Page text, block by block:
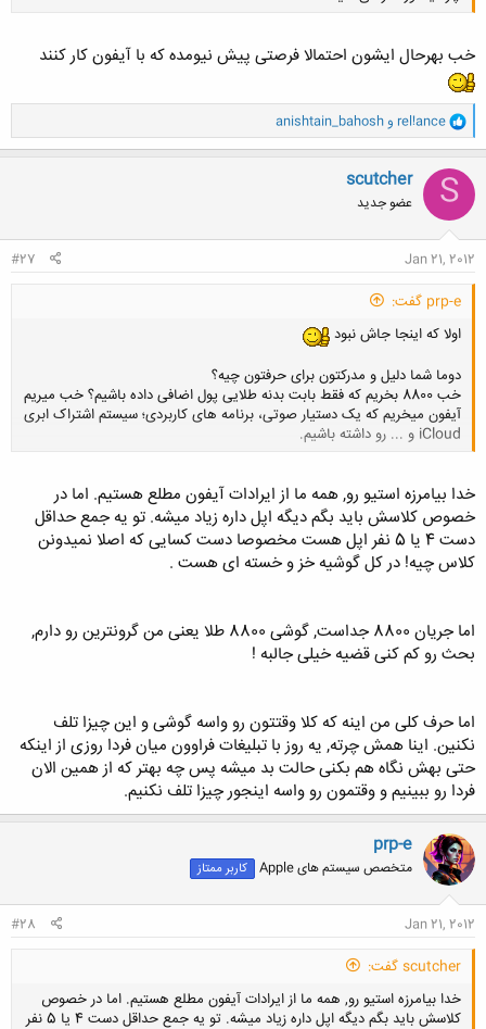
کلیک کنید تا باز شود...
خب بهرحال ایشون احتمالا فرصتی پیش نیومده که با آیفون کار کنند
و
ا
ک
ن
ش
ه
ا
rel!ance و anishtain_bahosh
S
scutcher
عضو جدید
Jan 21, 2012
#27
prp-e گفت:
اولا که اینجا جاش نبود
دوما شما دلیل و مدرکتون برای حرفتون چیه؟
خب 8800 بخریم که فقط بابت بدنه طلایی پول اضافی داده باشیم؟ خب میریم
آیفون میخریم که یک دستیار صوتی، برنامه های کاربردی؛ سیستم اشتراک ابری
iCloud و ... رو داشته باشیم.
خدا بیامرزه استیو رو, همه ما از ایرادات آیفون مطلع هستیم. اما در
خصوص کلاسش باید بگم دیگه اپل داره زیاد میشه. تو یه جمع حداقل
دست 4 یا 5 نفر اپل هست مخصوصا دست کسایی که اصلا نمیدونن
کلاس چیه! در کل گوشیه خز و خسته ای هست .
اما جریان 8800 جداست, گوشی 8800 طلا یعنی من گرونترین رو دارم,
بحث رو کم کنی قضیه خیلی جالبه !
اما حرف کلی من اینه که کلا وقتتون رو واسه گوشی و این چیزا تلف
نکنین. اینا همش چرته, یه روز با تبلیغات فراوون میان فردا روزی از اینکه
حتی بهش نگاه هم بکنی حالت بد میشه پس چه بهتر که از همین الان
فردا رو ببینیم و وقتمون رو واسه اینجور چیزا تلف نکنیم.
prp-e
متخصص سیستم های Apple کاربر ممتاز
Jan 21, 2012
#28
scutcher گفت:
خدا بیامرزه استیو رو, همه ما از ایرادات آیفون مطلع هستیم. اما در خصوص
کلاسش باید بگم دیگه اپل داره زیاد میشه. تو یه جمع حداقل دست 4 یا 5 نفر